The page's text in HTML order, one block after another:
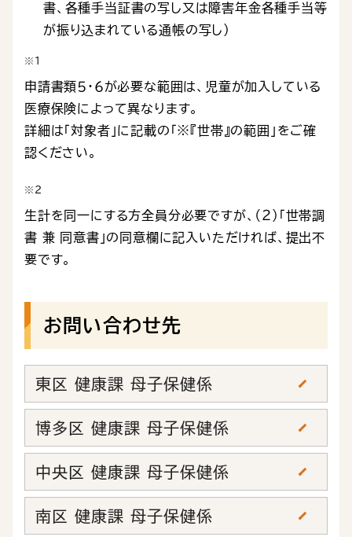
書、各種手当証書の写し又は障害年金各種手当等
が振り込まれている通帳の写し）
※１
申請書類５・６が必要な範囲は、児童が加入している
医療保険によって異なります。
詳細は「対象者」に記載の「※『世帯』の範囲」をご確
認ください。
※２
生計を同一にする方全員分必要ですが、（２）「世帯調
書 兼 同意書」の同意欄に記入いただければ、提出不
要です。
お問い合わせ先
東区 健康課 母子保健係
博多区 健康課 母子保健係
中央区 健康課 母子保健係
南区 健康課 母子保健係